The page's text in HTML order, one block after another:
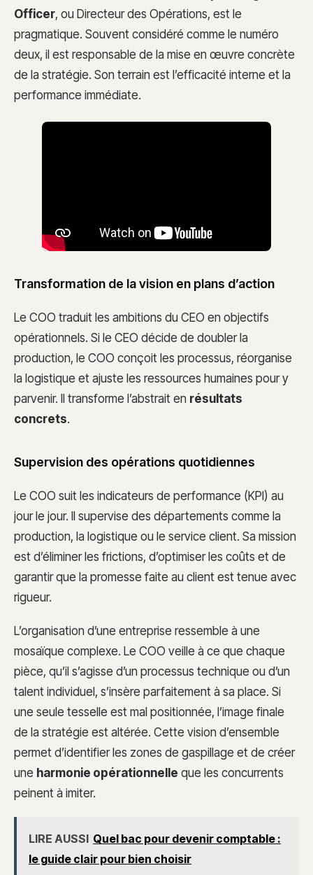
Officer, ou Directeur des Opérations, est le
pragmatique. Souvent considéré comme le numéro
deux, il est responsable de la mise en œuvre concrète
de la stratégie. Son terrain est l’efficacité interne et la
performance immédiate.
Transformation de la vision en plans d’action
Le COO traduit les ambitions du CEO en objectifs
opérationnels. Si le CEO décide de doubler la
production, le COO conçoit les processus, réorganise
la logistique et ajuste les ressources humaines pour y
parvenir. Il transforme l’abstrait en résultats
concrets.
Supervision des opérations quotidiennes
Le COO suit les indicateurs de performance (KPI) au
jour le jour. Il supervise des départements comme la
production, la logistique ou le service client. Sa mission
est d’éliminer les frictions, d’optimiser les coûts et de
garantir que la promesse faite au client est tenue avec
rigueur.
L’organisation d’une entreprise ressemble à une
mosaïque complexe. Le COO veille à ce que chaque
pièce, qu’il s’agisse d’un processus technique ou d’un
talent individuel, s’insère parfaitement à sa place. Si
une seule tesselle est mal positionnée, l’image finale
de la stratégie est altérée. Cette vision d’ensemble
permet d’identifier les zones de gaspillage et de créer
une harmonie opérationnelle que les concurrents
peinent à imiter.
LIRE AUSSI Quel bac pour devenir comptable :
le guide clair pour bien choisir